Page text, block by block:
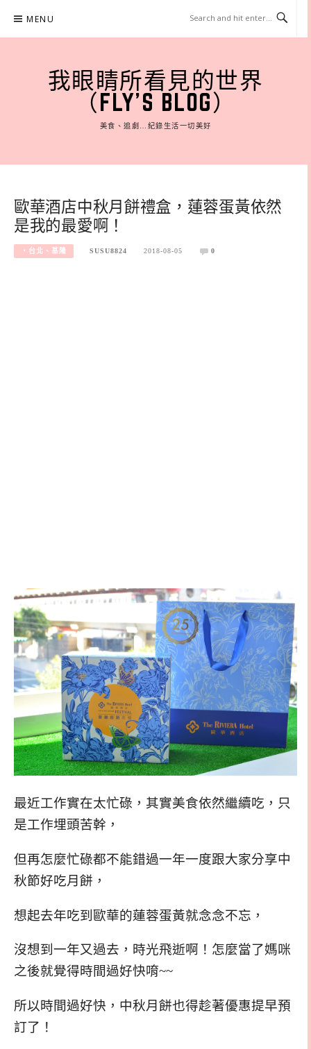
content
MENU
我眼睛所看見的世界
（FLY'S BLOG）
美食、追劇…紀錄生活一切美好
歐華酒店中秋月餅禮盒，蓮蓉蛋黃依然
是我的最愛啊！
‧台北、基隆 SUSU8824 2018-08-05 0
最近工作實在太忙碌，其實美食依然繼續吃，只
是工作埋頭苦幹，
但再怎麼忙碌都不能錯過一年一度跟大家分享中
秋節好吃月餅，
想起去年吃到歐華的蓮蓉蛋黃就念念不忘，
沒想到一年又過去，時光飛逝啊！怎麼當了媽咪
之後就覺得時間過好快唷~~
所以時間過好快，中秋月餅也得趁著優惠提早預
訂了！